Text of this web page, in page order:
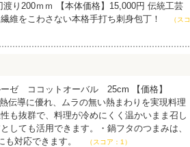
渡り200ｍｍ 【本体価格】15,000円 伝統工芸
維をこわさない本格手打ち刺身包丁！
（スコ
ゼ ココットオーバル 25cm 【価格】
伝導に優れ、ムラの無い熱まわりを実現料理
も抜群で、料理が冷めにくく温かいまま召し
しても活用できます。・鍋フタのつまみは、
対応できます。
（スコア：1）